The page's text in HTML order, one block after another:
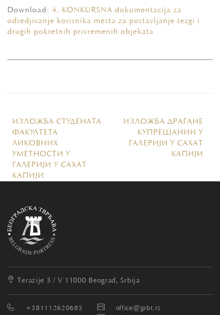
Download: 4. KONKURSNA dokumentacija za
odredjivanje korisnika mesta za postavljanje tezgi i
drugih pokretnih privremenih objekata
ИЗЛОЖБА СТУДЕНАТА
ФАКУЛТЕТА
ЛИКОВНИХ
УМЕТНОСТИ У
ГАЛЕРИЈИ У САХАТ
КАПИЈИ
ИЗЛОЖБА ДРАГАНЕ
КУПРЕШАНИН У
ГАЛЕРИЈИ У САХАТ
КАПИЈИ
Terazije 3 / V 11000 Beograd, Srbija
+381112620685
office@jpbt.rs